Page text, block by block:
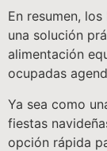
En resumen,
una solución
alimentación
ocupadas
Ya sea como
fiestas
opción rápida